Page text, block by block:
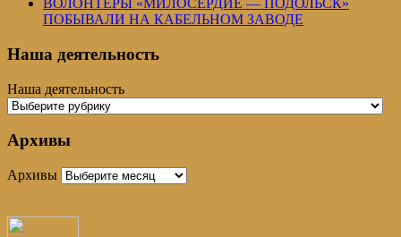
ВОЛОНТЕРЫ «МИЛОСЕРДИЕ — ПОДОЛЬСК»
ПОБЫВАЛИ НА КАБЕЛЬНОМ ЗАВОДЕ
Наша деятельность
Наша деятельность
Архивы
Архивы